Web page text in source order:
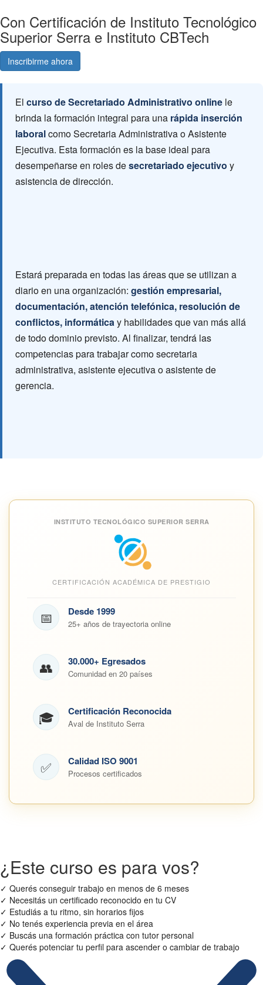
Con Certificación de Instituto Tecnológico
Superior Serra e Instituto CBTech
Inscribirme ahora
El curso de Secretariado Administrativo online le
brinda la formación integral para una rápida inserción
laboralcomo Secretaria Administrativa o Asistente
Ejecutiva. Esta formación es la base ideal para
desempeñarse en roles desecretariado ejecutivo y
asistencia de dirección.
Estará preparada en todas las áreas que se utilizan a
diario en una organización: gestión empresarial,
documentación, atención telefónica, resolución de
conflictos, informáticay habilidades que van más allá
de todo dominio previsto. Al finalizar, tendrá las
competencias para trabajar como secretaria
administrativa, asistente ejecutiva o asistente de
gerencia.
INSTITUTO TECNOLÓGICO SUPERIOR SERRA
CERTIFICACIÓN ACADÉMICA DE PRESTIGIO
📅 Desde 1999
25+ años de trayectoria online
👥 30.000+ Egresados
Comunidad en 20 países
🎓 Certificación Reconocida
Aval de Instituto Serra
✅ Calidad ISO 9001
Procesos certificados
¿Este curso es para vos?
✓ Querés conseguir trabajo en menos de 6 meses
✓ Necesitás un certificado reconocido en tu CV
✓ Estudiás a tu ritmo, sin horarios fijos
✓ No tenés experiencia previa en el área
✓ Buscás una formación práctica con tutor personal
✓ Querés potenciar tu perfil para ascender o cambiar de trabajo